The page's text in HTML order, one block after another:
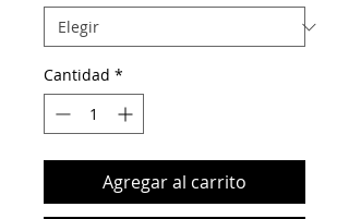
Cantidad *
Agregar al carrito